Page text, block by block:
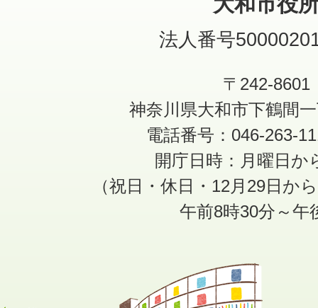
法人番号
〒242-8601
神奈川県大和市下鶴間
電話番号：046-263-
開庁日時：月曜日か
（祝日・休日・12月29日か
午前8時30分～午